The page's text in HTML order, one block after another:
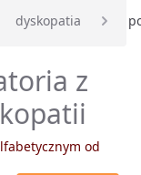
dyskopatia
z
od